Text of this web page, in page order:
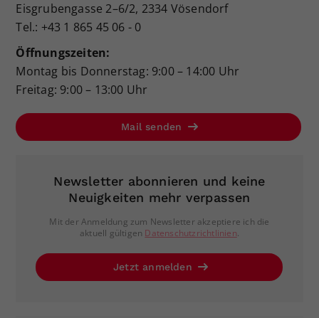
Eisgrubengasse 2–6/2, 2334 Vösendorf
Tel.: +43 1 865 45 06 - 0
Öffnungszeiten:
Montag bis Donnerstag: 9:00 – 14:00 Uhr
Freitag: 9:00 – 13:00 Uhr
Mail senden
Newsletter abonnieren und keine
Neuigkeiten mehr verpassen
Mit der Anmeldung zum Newsletter akzeptiere ich die
aktuell gültigen Datenschutzrichtlinien.
Jetzt anmelden